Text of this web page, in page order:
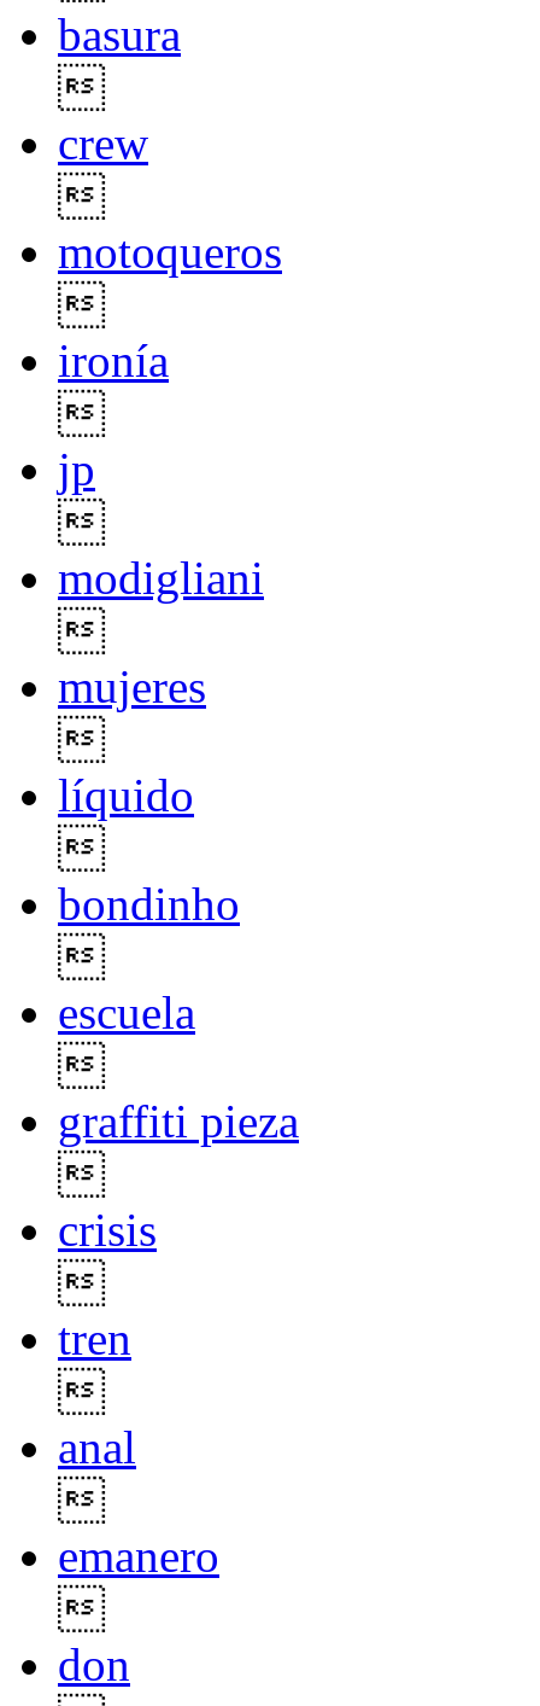
basura
crew
motoqueros
ironía
jp
modigliani
mujeres
líquido
bondinho
escuela
graffiti pieza
crisis
tren
anal
emanero
don